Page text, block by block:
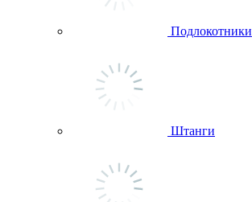
Подлокотники
Штанги